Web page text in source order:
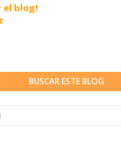
el blog!
BUSCAR ESTE BLOG